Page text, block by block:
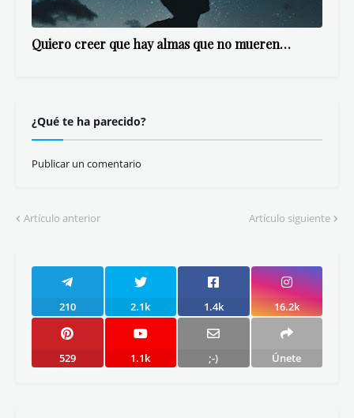
Quiero creer que hay almas que no mueren…
¿Qué te ha parecido?
Publicar un comentario
Artículo anterior Artículo siguiente
210 2.1k 1.4k 16.2k
529 1.1k ;-) Únete